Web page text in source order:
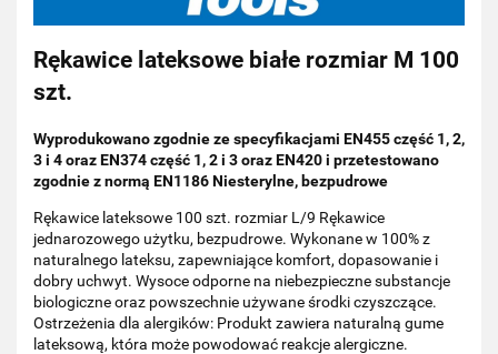
Rękawice lateksowe białe rozmiar M 100
szt.
Wyprodukowano zgodnie ze specyfikacjami EN455 część 1, 2,
3 i 4 oraz EN374 część 1, 2 i 3 oraz EN420 i przetestowano
zgodnie z normą EN1186 Niesterylne, bezpudrowe
Rękawice lateksowe 100 szt. rozmiar L/9 Rękawice
jednarozowego użytku, bezpudrowe. Wykonane w 100% z
naturalnego lateksu, zapewniające komfort, dopasowanie i
dobry uchwyt. Wysoce odporne na niebezpieczne substancje
biologiczne oraz powszechnie używane środki czyszczące.
Ostrzeżenia dla alergików: Produkt zawiera naturalną gume
lateksową, która może powodować reakcje alergiczne.